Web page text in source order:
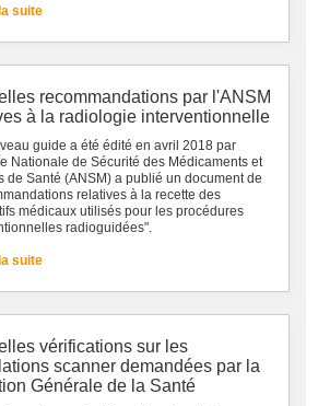
suite
recommandations par l'ANSM
à la radiologie interventionnelle
guide a été édité en avril 2018 par
Nationale de Sécurité des Médicaments et
de Santé (ANSM) a publié un document de
relatives à la recette des
médicaux utilisés pour les procédures
radioguidées".
suite
vérifications sur les
scanner demandées par la
Générale de la Santé